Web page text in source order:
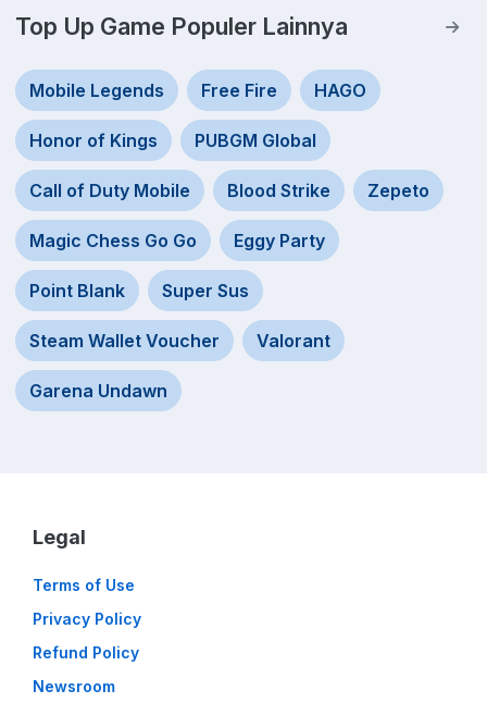
Top Up Game Populer Lainnya
Mobile Legends Free Fire HAGO
Honor of Kings PUBGM Global
Call of Duty Mobile Blood Strike Zepeto
Magic Chess Go Go Eggy Party
Point Blank Super Sus
Steam Wallet Voucher Valorant
Garena Undawn
Legal
Terms of Use
Privacy Policy
Refund Policy
Newsroom